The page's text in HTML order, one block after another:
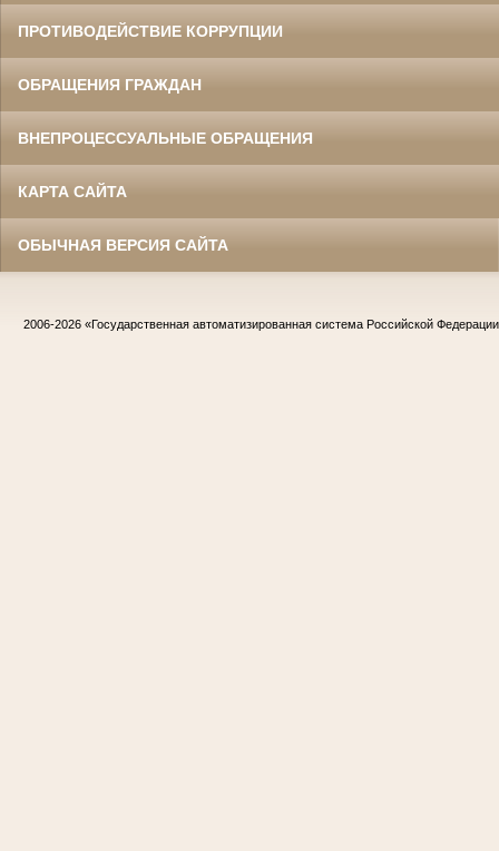
ПРОТИВОДЕЙСТВИЕ КОРРУПЦИИ
ОБРАЩЕНИЯ ГРАЖДАН
ВНЕПРОЦЕССУАЛЬНЫЕ ОБРАЩЕНИЯ
КАРТА САЙТА
ОБЫЧНАЯ ВЕРСИЯ САЙТА
2006-2026 «Государственная автоматизированная система Российской